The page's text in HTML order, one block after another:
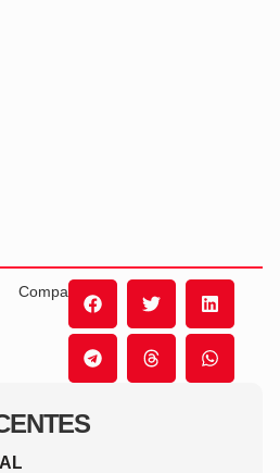
Compartilhe: